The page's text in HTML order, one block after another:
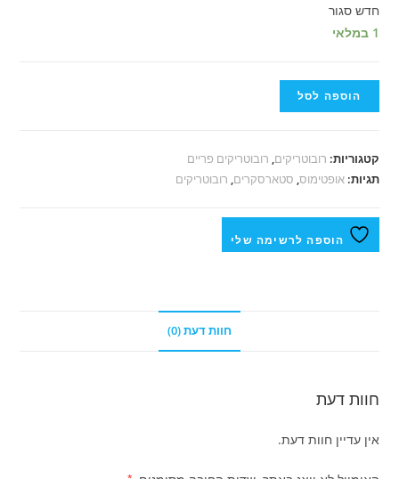
חדש סגור
1 במלאי
הוספה לסל
קטגוריות: רובוטריקים, רובוטריקים פריים
תגיות:אופטימוס, סטארסקרים, רובוטריקים
הוספה לרשימה שלי
חוות דעת (0)
חוות דעת
אין עדיין חוות דעת.